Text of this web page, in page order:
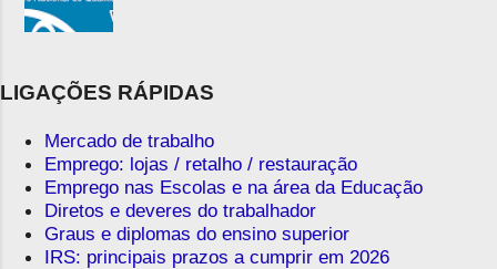
LIGAÇÕES RÁPIDAS
Mercado de trabalho
Emprego: lojas / retalho / restauração
Emprego nas Escolas e na área da Educação
Diretos e deveres do trabalhador
Graus e diplomas do ensino superior
IRS: principais prazos a cumprir em 2026